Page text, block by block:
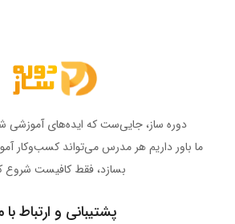
دوره ساز، جایی‌ست که ایده‌های آموزشی
ما باور داریم هر مدرس می‌تواند کسب‌وکار
بسازد، فقط کافیست شروع
پشتیبانی و ارتباط با